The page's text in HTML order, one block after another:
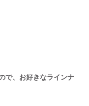
で、お好きなラインナ